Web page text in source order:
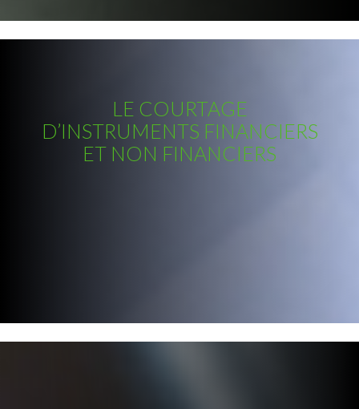
LE COURTAGE
D’INSTRUMENTS FINANCIERS
ET NON FINANCIERS